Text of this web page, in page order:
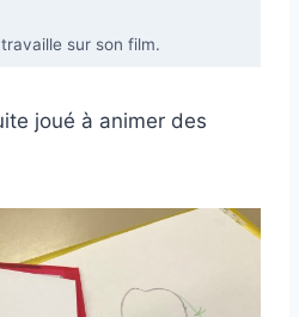
sur son film.
joué à animer des